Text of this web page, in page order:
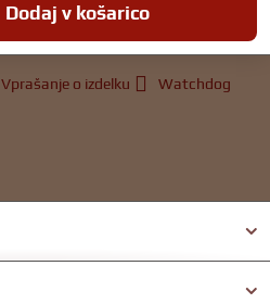
Dodaj v košarico
Vprašanje o izdelku
Watchdog